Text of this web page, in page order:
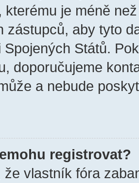
kterému je méně
zástupců, aby tyto
Států.
doporučujeme
a nebude
registrovat?
že vlastník fóra